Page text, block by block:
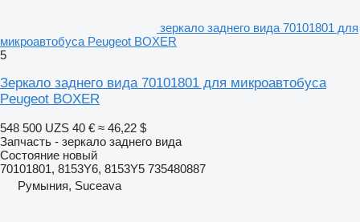
зеркало заднего вида 70101801 для
микроавтобуса Peugeot BOXER
5
Зеркало заднего вида 70101801 для микроавтобуса
Peugeot BOXER
548 500 UZS 40 € ≈ 46,22 $
Запчасть - зеркало заднего вида
Состояние новый
70101801, 8153Y6, 8153Y5 735480887
Румыния, Suceava